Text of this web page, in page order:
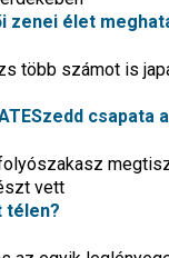
élet
több számot is
csapata
vett
télen?